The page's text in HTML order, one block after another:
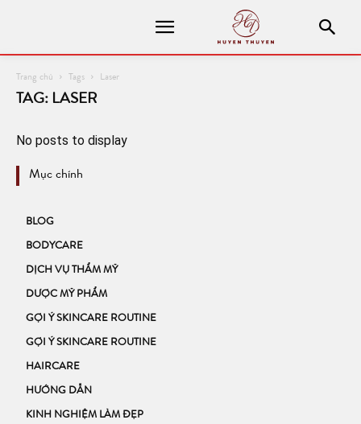
Trang chủ Tags Laser
TAG: LASER
No posts to display
Mục chính
BLOG
BODYCARE
DỊCH VỤ THẨM MỸ
DƯỢC MỸ PHẨM
GỢI Ý SKINCARE ROUTINE
GỢI Ý SKINCARE ROUTINE
HAIRCARE
HƯỚNG DẪN
KINH NGHIỆM LÀM ĐẸP